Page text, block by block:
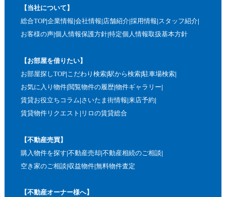
【当社について】
総合TOP 企業情報 会社情報 店舗紹介 採用情報 スタッフ紹介
お客様の声 個人情報保護方針 特定個人情報取扱基本方針
【お部屋を借りたい】
お部屋探しTOP こだわり検索 駅から検索 駐車場検索
お気に入り物件 閲覧物件の履歴 物件ギャラリー
賃貸お役立ちコラム さいたま街情報 来店予約
賃貸物件リクエスト リロの賃貸総合
【不動産売買】
購入物件を探す 不動産売却 不動産相続のご相談
空き家のご相談 収益物件 無料物件査定
【不動産オーナー様へ】